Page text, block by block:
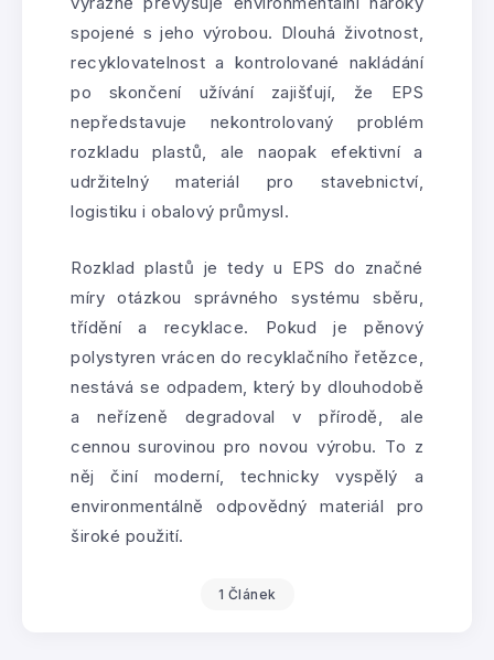
spojené s jeho výrobou. Dlouhá životnost,
recyklovatelnost a kontrolované nakládání
po skončení užívání zajišťují, že EPS
nepředstavuje nekontrolovaný problém
rozkladu plastů, ale naopak efektivní a
udržitelný materiál pro stavebnictví,
logistiku i obalový průmysl.
Rozklad plastů je tedy u EPS do značné
míry otázkou správného systému sběru,
třídění a recyklace. Pokud je pěnový
polystyren vrácen do recyklačního řetězce,
nestává se odpadem, který by dlouhodobě
a neřízeně degradoval v přírodě, ale
cennou surovinou pro novou výrobu. To z
něj činí moderní, technicky vyspělý a
environmentálně odpovědný materiál pro
široké použití.
1 Článek